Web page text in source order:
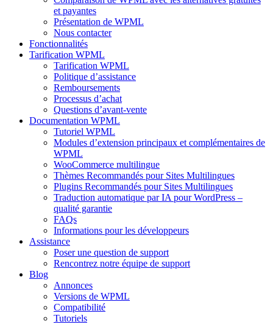
et payantes
Présentation de WPML
Nous contacter
Fonctionnalités
Tarification WPML
Tarification WPML
Politique d’assistance
Remboursements
Processus d’achat
Questions d’avant-vente
Documentation WPML
Tutoriel WPML
Modules d’extension principaux et complémentaires de
WPML
WooCommerce multilingue
Thèmes Recommandés pour Sites Multilingues
Plugins Recommandés pour Sites Multilingues
Traduction automatique par IA pour WordPress –
qualité garantie
FAQs
Informations pour les développeurs
Assistance
Poser une question de support
Rencontrez notre équipe de support
Blog
Annonces
Versions de WPML
Compatibilité
Tutoriels